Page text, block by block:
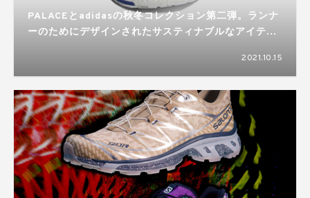
PALACEとadidasの秋冬コレクション第二弾。ランナ
ーのためにデザインされたサスティナブルなアイテム
2021.10.15